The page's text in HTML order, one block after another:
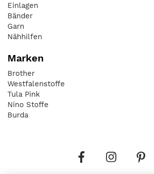
Einlagen
Bänder
Garn
Nähhilfen
Marken
Brother
Westfalenstoffe
Tula Pink
Nino Stoffe
Burda